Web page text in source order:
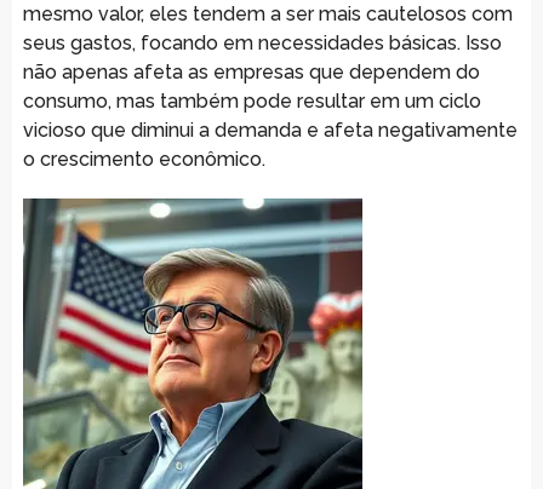
mesmo valor, eles tendem a ser mais cautelosos com
seus gastos, focando em necessidades básicas. Isso
não apenas afeta as empresas que dependem do
consumo, mas também pode resultar em um ciclo
vicioso que diminui a demanda e afeta negativamente
o crescimento econômico.